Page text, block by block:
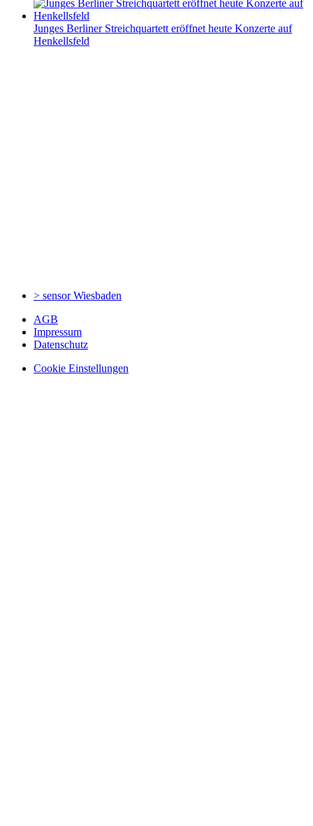
Junges Berliner Streichquartett eröffnet heute Konzerte auf
Henkellsfeld
> sensorWiesbaden
AGB
Impressum
Datenschutz
Cookie Einstellungen